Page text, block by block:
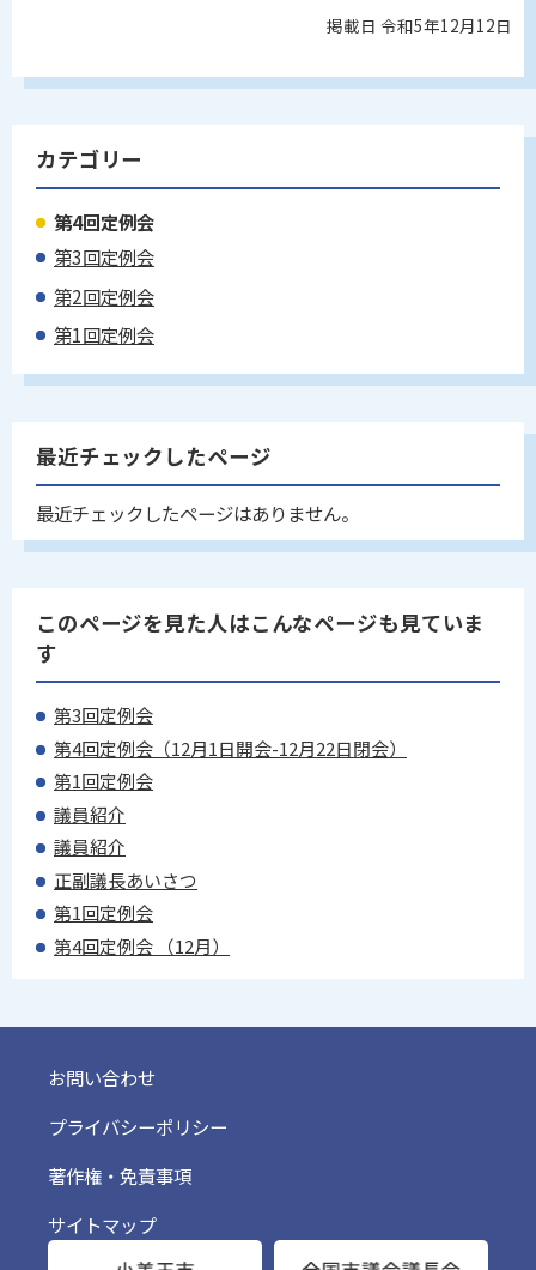
掲載日 令和5年12月12日
カテゴリー
第4回定例会
第3回定例会
第2回定例会
第1回定例会
最近チェックしたページ
最近チェックしたページはありません。
このページを見た人はこんなページも見ていま
す
第3回定例会
第4回定例会（12月1日開会-12月22日閉会）
第1回定例会
議員紹介
議員紹介
正副議長あいさつ
第1回定例会
第4回定例会 （12月）
お問い合わせ
プライバシーポリシー
著作権・免責事項
サイトマップ